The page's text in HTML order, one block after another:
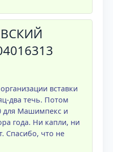
вставки
два течь. Потом
для Машимпекс и
года. Ни капли, ни
Спасибо, что не